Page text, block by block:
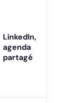
LinkedIn,
agenda
partagé